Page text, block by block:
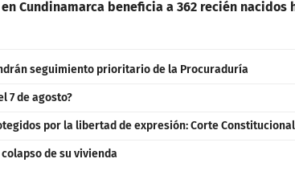
Cundinamarca beneficia a 362 recién nacidos
seguimiento prioritario de la Procuraduría
7 de agosto?
por la libertad de expresión: Corte Constitucional
de su vivienda